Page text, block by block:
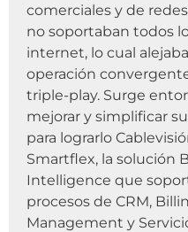
comerciales y de
no soportaban todos
internet, lo cual
operación
triple-play. Surge
mejorar y simplificar
para lograrlo
Smartflex, la solución
Intelligence que
procesos de CRM,
Management y